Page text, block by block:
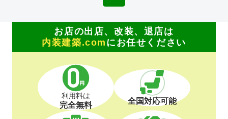
お店の出店、改装、退店は
内装建築.com にお任せください
利用料は
完全無料 全国対応可能